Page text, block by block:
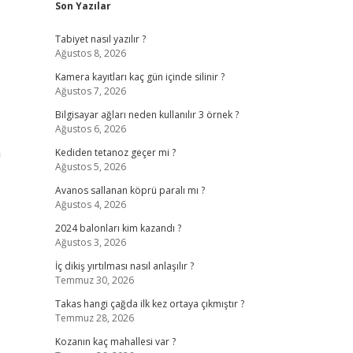
Son Yazılar
Tabiyet nasıl yazılır ?
Ağustos 8, 2026
Kamera kayıtları kaç gün içinde silinir ?
Ağustos 7, 2026
Bilgisayar ağları neden kullanılır 3 örnek ?
Ağustos 6, 2026
Kediden tetanoz geçer mi ?
Ağustos 5, 2026
Avanos sallanan köprü paralı mı ?
Ağustos 4, 2026
2024 balonları kim kazandı ?
Ağustos 3, 2026
İç dikiş yırtılması nasıl anlaşılır ?
Temmuz 30, 2026
Takas hangi çağda ilk kez ortaya çıkmıştır ?
Temmuz 28, 2026
Kozanın kaç mahallesi var ?